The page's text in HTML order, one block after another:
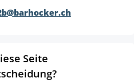
Seite